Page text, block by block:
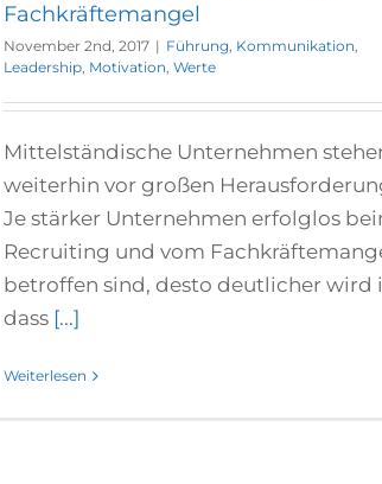
Fachkräftemangel
November 2nd, 2017 | Führung, Kommunikation,
Leadership, Motivation, Werte
Mittelständische Unternehmen
weiterhin vor großen
Je stärker Unternehmen erfolglos
Recruiting und vom
betroffen sind, desto deutlicher wird
dass [...]
Weiterlesen